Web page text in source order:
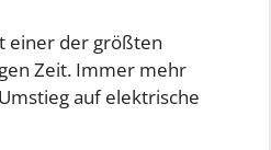
einer der größten
Zeit. Immer mehr
auf elektrische